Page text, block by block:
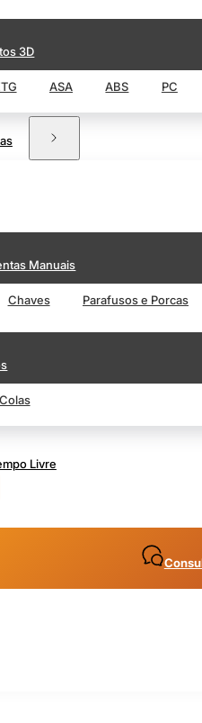
3D
ASA ABS PC
Manuais
Chaves Parafusos e Porcas
Colas
Livre